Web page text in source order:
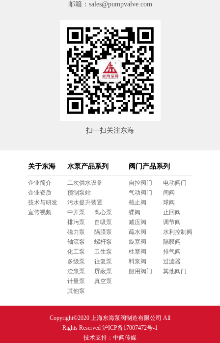
邮箱：sales@pumpvalve.com
扫一扫关注东海
关于东海
企业简介
企业资质
技术与研发
宣传视频
水泵产品系列
二次供水设备
预制泵站
污水提升装置
中开泵
离心泵
排污泵
自吸泵
磁力泵
隔膜泵
轴流泵
螺杆泵
化工泵
卫生泵
多级泵
往复泵
渣浆泵
屏蔽泵
计量泵
真空泵
其他泵
阀门产品系列
自控阀门
电动阀门
气动阀门
闸阀
截止阀
球阀
蝶阀
止回阀
减压阀
调节阀
疏水阀
水利控制阀
旋塞阀
隔膜阀
柱塞阀
排气阀
料浆阀
过滤器
船用阀门
其他阀门
Copyright©2020 上海东海泵阀制造有限公司 All
Rights Reserved 沪ICP备17007472号-1
技术支持： 中阀传媒